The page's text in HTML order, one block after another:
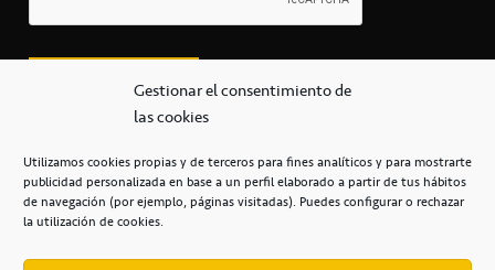
Gestionar el consentimiento de
las cookies
Utilizamos cookies propias y de terceros para fines analíticos y para mostrarte
publicidad personalizada en base a un perfil elaborado a partir de tus hábitos
de navegación (por ejemplo, páginas visitadas). Puedes configurar o rechazar
la utilización de cookies.
secretaria@cbcanarias.es
+34 922 253 684